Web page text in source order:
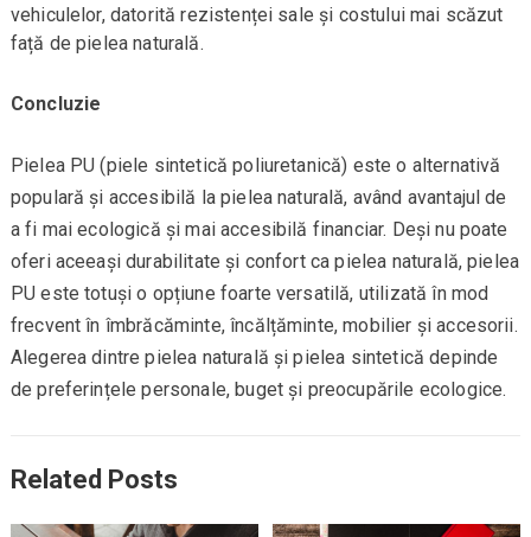
vehiculelor, datorită rezistenței sale și costului mai scăzut
față de pielea naturală.
Concluzie
Pielea PU (piele sintetică poliuretanică) este o alternativă
populară și accesibilă la pielea naturală, având avantajul de
a fi mai ecologică și mai accesibilă financiar. Deși nu poate
oferi aceeași durabilitate și confort ca pielea naturală, pielea
PU este totuși o opțiune foarte versatilă, utilizată în mod
frecvent în îmbrăcăminte, încălțăminte, mobilier și accesorii.
Alegerea dintre pielea naturală și pielea sintetică depinde
de preferințele personale, buget și preocupările ecologice.
Related Posts